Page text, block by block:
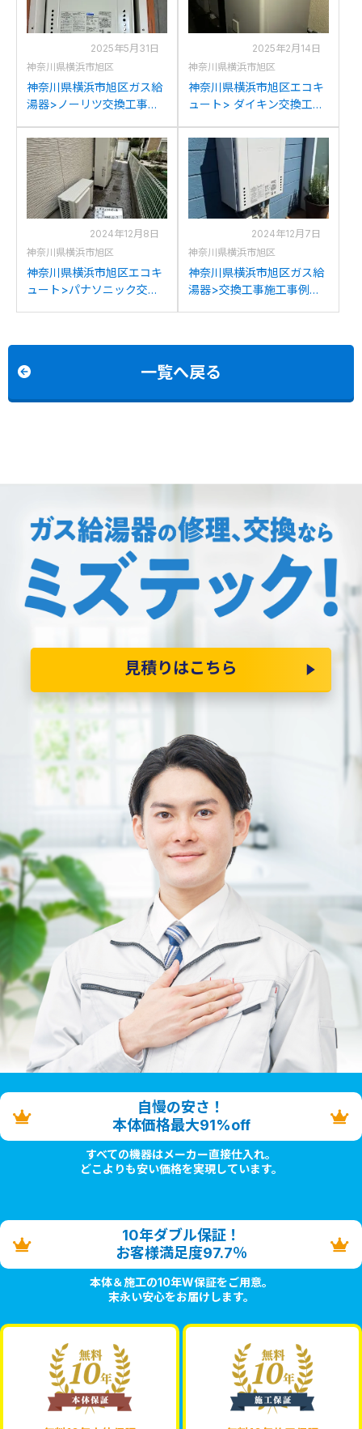
2025年5月31日
神奈川県横浜市旭区
神奈川県横浜市旭区ガス給
湯器>ノーリツ交換工事施
2427SAWX-Tからノーリ
ツGT-2470SAW-T BLへの
交換
2025年2月14日
神奈川県横浜市旭区
神奈川県横浜市旭区エコキ
ュート> ダイキン交換工事
社HPT-374JSXからダイキ
ンEQN37YFVへの交換
2024年12月8日
神奈川県横浜市旭区
神奈川県横浜市旭区エコキ
ュート>パナソニック交換
2024年12月7日
神奈川県横浜市旭区
神奈川県横浜市旭区ガス給
湯器>交換工事施工事例：
一覧へ戻る
見積りはこちら
自慢の安さ！
本体価格最大91%off
すべての機器はメーカー直接仕入れ。
どこよりも安い価格を実現しています。
10年ダブル保証！
お客様満足度97.7％
本体＆施工の10年W保証をご用意。
末永い安心をお届けします。